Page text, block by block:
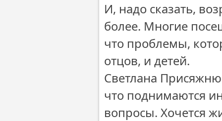
И, надо сказать,
более. Многие
что проблемы,
отцов, и детей.
Светлана
что поднимаются
вопросы. Хочется